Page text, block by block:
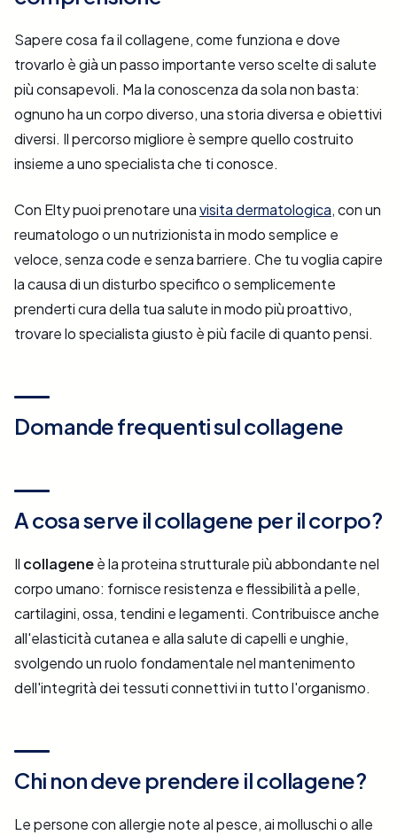
Sapere cosa fa il collagene, come funziona e dove
trovarlo è già un passo importante verso scelte di salute
più consapevoli. Ma la conoscenza da sola non basta:
ognuno ha un corpo diverso, una storia diversa e obiettivi
diversi. Il percorso migliore è sempre quello costruito
insieme a uno specialista che ti conosce.
Con Elty puoi prenotare unavisita dermatologica, con un
reumatologo o un nutrizionista in modo semplice e
veloce, senza code e senza barriere. Che tu voglia capire
la causa di un disturbo specifico o semplicemente
prenderti cura della tua salute in modo più proattivo,
trovare lo specialista giusto è più facile di quanto pensi.
Domande frequenti sul collagene
A cosa serve il collagene per il corpo?
Il collageneè la proteina strutturale più abbondante nel
corpo umano: fornisce resistenza e flessibilità a pelle,
cartilagini, ossa, tendini e legamenti. Contribuisce anche
all'elasticità cutanea e alla salute di capelli e unghie,
svolgendo un ruolo fondamentale nel mantenimento
dell'integrità dei tessuti connettivi in tutto l'organismo.
Chi non deve prendere il collagene?
Le persone con allergie note al pesce, ai molluschi o alle